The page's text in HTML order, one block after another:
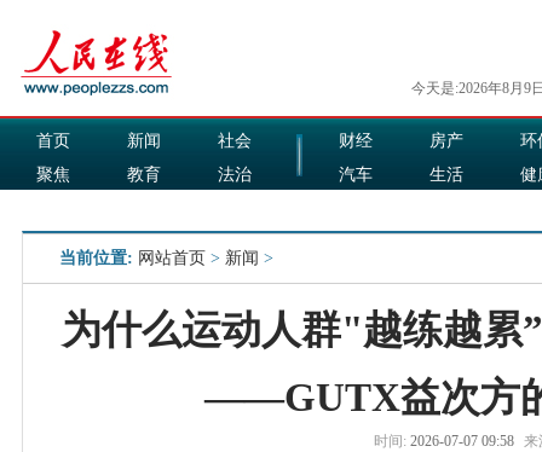
今天是:2026年8月9
首页 新闻
社会
聚焦
教育
法治
财经 房产
环
汽车
生活
健
当前位置: 网站首页 > 新闻 >
为什么运动人群"越练越累
——GUTX益次方
时间: 2026-07-07 09:58 来